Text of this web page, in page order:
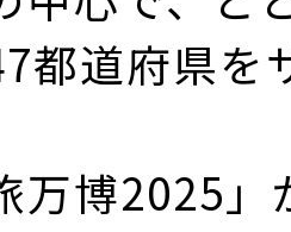
都道府県を
万博2025